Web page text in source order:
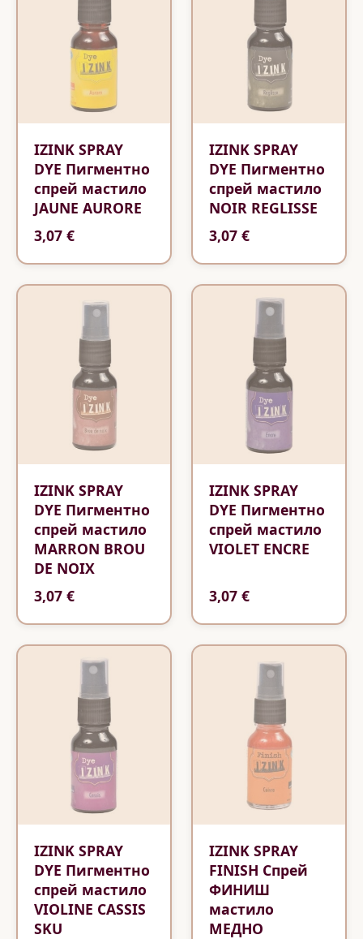
IZINK SPRAY
DYE Пигментно
спрей мастило
JAUNE AURORE
3,07 €
IZINK SPRAY
DYE Пигментно
спрей мастило
NOIR REGLISSE
3,07 €
IZINK SPRAY
DYE Пигментно
спрей мастило
MARRON BROU
DE NOIX
3,07 €
IZINK SPRAY
DYE Пигментно
спрей мастило
VIOLET ENCRE
3,07 €
IZINK SPRAY
DYE Пигментно
спрей мастило
VIOLINE CASSIS
SKU
IZINK SPRAY
FINISH Спрей
ФИНИШ
мастило
МЕДНО